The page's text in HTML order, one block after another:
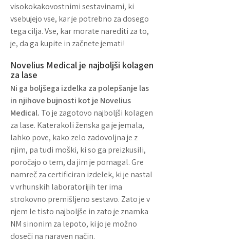
visokokakovostnimi sestavinami, ki
vsebujejo vse, kar je potrebno za dosego
tega cilja. Vse, kar morate narediti za to,
je, da ga kupite in začnete jemati!
Novelius Medical je najboljši kolagen
za lase
Ni ga boljšega izdelka za polepšanje las
in njihove bujnosti kot je Novelius
Medical. To je zagotovo najboljši kolagen
za lase. Katerakoli ženska ga je jemala,
lahko pove, kako zelo zadovoljna je z
njim, pa tudi moški, ki so ga preizkusili,
poročajo o tem, da jim je pomagal. Gre
namreč za certificiran izdelek, ki je nastal
v vrhunskih laboratorijih ter ima
strokovno premišljeno sestavo. Zato je v
njem le tisto najboljše in zato je znamka
NM sinonim za lepoto, ki jo je možno
doseči na naraven način.